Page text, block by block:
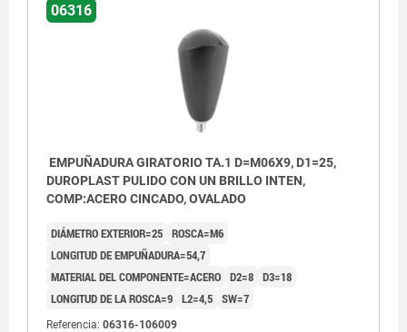
06316
EMPUÑADURA GIRATORIO TA.1 D=M06X9, D1=25,
DUROPLAST PULIDO CON UN BRILLO INTEN,
COMP:ACERO CINCADO, OVALADO
DIÁMETRO EXTERIOR=25 ROSCA=M6
LONGITUD DE EMPUÑADURA=54,7
MATERIAL DEL COMPONENTE=ACERO D2=8 D3=18
LONGITUD DE LA ROSCA=9 L2=4,5 SW=7
Referencia: 06316-106009